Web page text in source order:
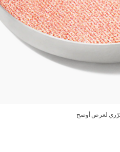
لعرض أوضح